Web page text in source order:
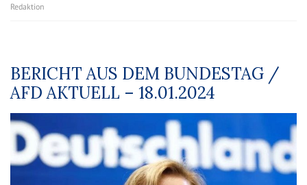
Redaktion
BERICHT AUS DEM BUNDESTAG /
AFD AKTUELL – 18.01.2024